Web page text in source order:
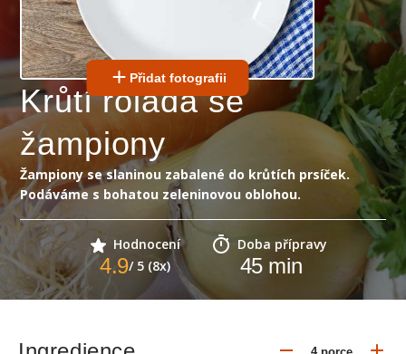
Přidat fotografii
Krůtí roláda se
žampiony
Žampiony se slaninou zabalené do krůtích prsíček.
Podáváme s bohatou zeleninovou oblohou.
Hodnocení
4.9/ 5 (8x)
Doba přípravy
45min